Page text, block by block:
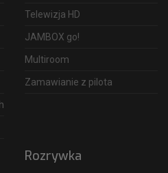
Telewizja HD
JAMBOX go!
Multiroom
Zamawianie z pilota
Rozrywka